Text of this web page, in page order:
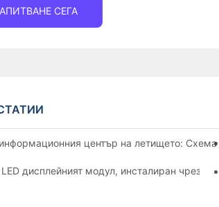
СЕГА
център на летището:
дисплейният модул, инсталиран чрез